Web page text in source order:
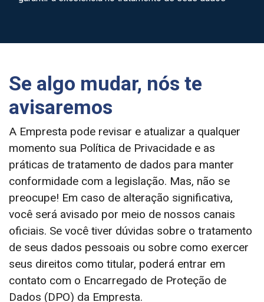
Se algo mudar, nós te
avisaremos
A Empresta pode revisar e atualizar a qualquer
momento sua Política de Privacidade e as
práticas de tratamento de dados para manter
conformidade com a legislação. Mas, não se
preocupe! Em caso de alteração significativa,
você será avisado por meio de nossos canais
oficiais. Se você tiver dúvidas sobre o tratamento
de seus dados pessoais ou sobre como exercer
seus direitos como titular, poderá entrar em
contato com o Encarregado de Proteção de
Dados (DPO) da Empresta.